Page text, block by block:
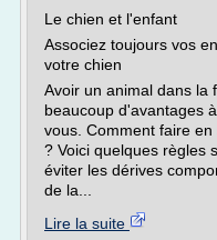
Le chien et l'enfant
Associez toujours vos
votre chien
Avoir un animal dans la
beaucoup d'avantages
vous. Comment faire
? Voici quelques règles
éviter les dérives
de la...
Lire la suite